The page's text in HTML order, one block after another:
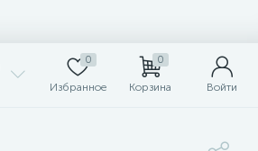
0
Избранное
0
Корзина Войти